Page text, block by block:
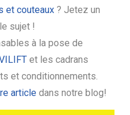
et couteaux? Jetez un
sujet !
à la pose de
et les cadrans
et conditionnements.
articledans notre blog!